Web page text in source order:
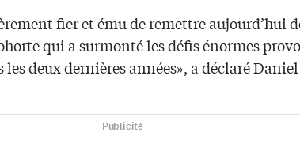
fier et ému de remettre aujourd’hui
qui a surmonté les défis énormes
deux dernières années», a déclaré
Publicité